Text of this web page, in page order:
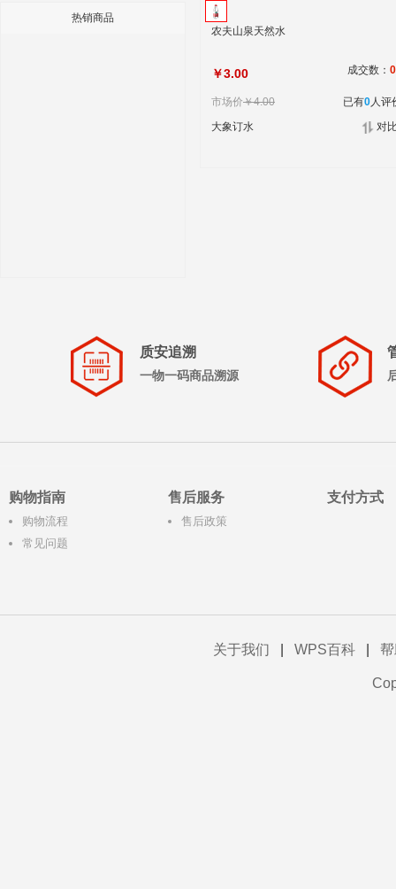
热销商品
农夫山泉天然水
￥3.00 成交数： 0
市场价￥4.00 已有0人评
大象订水
对
质安追溯
一物一码商品溯源
购物指南
购物流程
常见问题
售后服务
售后政策
支付方式
关于我们 WPS百科